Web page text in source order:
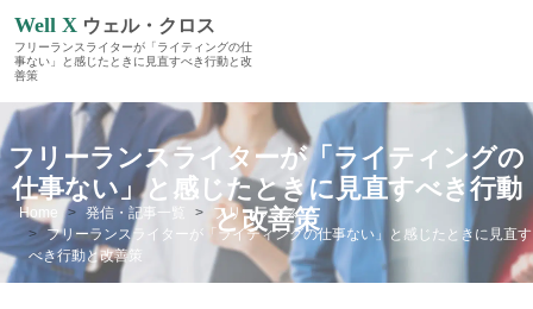
Well X ウェル・クロス
フリーランスライターが「ライティングの仕
事ない」と感じたときに見直すべき行動と改
善策
Home 発信・記事一覧
フリーランス
フリーランスライターが「ライティングの仕事ない」と感じたときに見直す
べき行動と改善策
フリーランスライターが「ライティングの
仕事ない」と感じたときに見直すべき行動
と改善策